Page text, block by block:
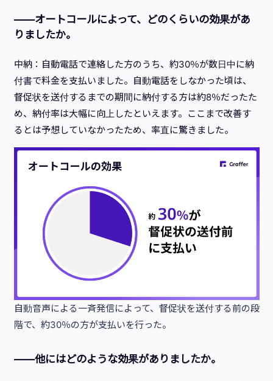
——オートコールによって、どのくらいの効果があ
りましたか。
中納：自動電話で連絡した方のうち、約30％が数日中に納
付書で料金を支払いました。自動電話をしなかった頃は、
督促状を送付するまでの期間に納付する方は約8％だったた
め、納付率は大幅に向上したといえます。ここまで改善す
るとは予想していなかったため、率直に驚きました。
自動音声による一斉発信によって、督促状を送付する前の段
階で、約30％の方が支払いを行った。
——他にはどのような効果がありましたか。